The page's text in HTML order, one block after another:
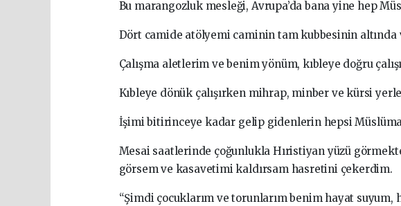
Bu marangozluk mesleği, Avrupa’da bana yine hep
Dört camide atölyemi caminin tam kubbesinin altında
Çalışma aletlerim ve benim yönüm, kıbleye doğru
Kıbleye dönük çalışırken mihrap, minber ve kürsi
İşimi bitirinceye kadar gelip gidenlerin hepsi
Mesai saatlerinde çoğunlukla Hıristiyan yüzü
görsem ve kasavetimi kaldırsam hasretini çekerdim.
“Şimdi çocuklarım ve torunlarım benim hayat suyum,